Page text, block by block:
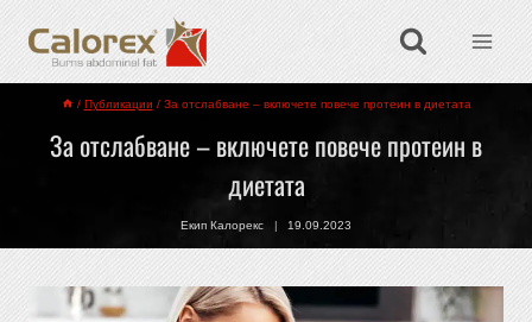
/ Публикации / За отслабване – включете повече протеин в диетата
За отслабване – включете повече протеин в
диетата
Екип Калорекс 19.09.2023